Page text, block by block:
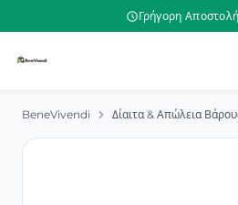
Γρήγορη
BeneVivendi Δίαιτα & Απώλεια